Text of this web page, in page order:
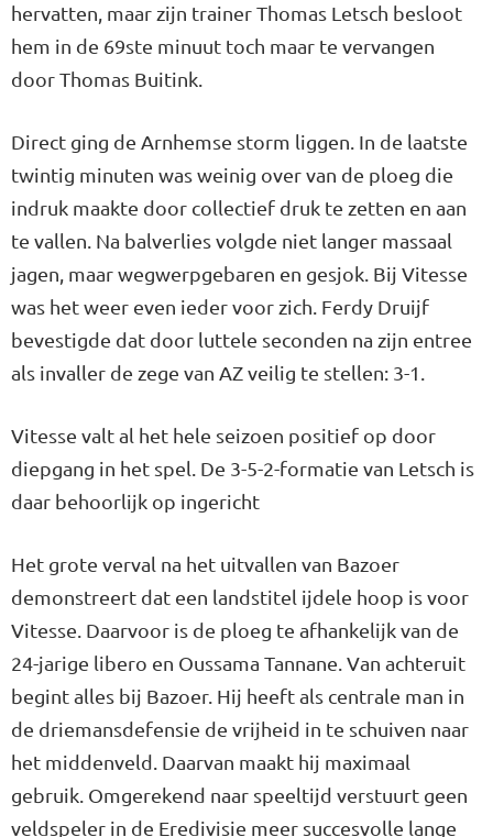
hervatten, maar zijn trainer Thomas Letsch besloot
hem in de 69ste minuut toch maar te vervangen
door Thomas Buitink.
Direct ging de Arnhemse storm liggen. In de laatste
twintig minuten was weinig over van de ploeg die
indruk maakte door collectief druk te zetten en aan
te vallen. Na balverlies volgde niet langer massaal
jagen, maar wegwerpgebaren en gesjok. Bij Vitesse
was het weer even ieder voor zich. Ferdy Druijf
bevestigde dat door luttele seconden na zijn entree
als invaller de zege van AZ veilig te stellen: 3-1.
Vitesse valt al het hele seizoen positief op door
diepgang in het spel. De 3-5-2-formatie van Letsch is
daar behoorlijk op ingericht
Het grote verval na het uitvallen van Bazoer
demonstreert dat een landstitel ijdele hoop is voor
Vitesse. Daarvoor is de ploeg te afhankelijk van de
24-jarige libero en Oussama Tannane. Van achteruit
begint alles bij Bazoer. Hij heeft als centrale man in
de driemansdefensie de vrijheid in te schuiven naar
het middenveld. Daarvan maakt hij maximaal
gebruik. Omgerekend naar speeltijd verstuurt geen
veldspeler in de Eredivisie meer succesvolle lange